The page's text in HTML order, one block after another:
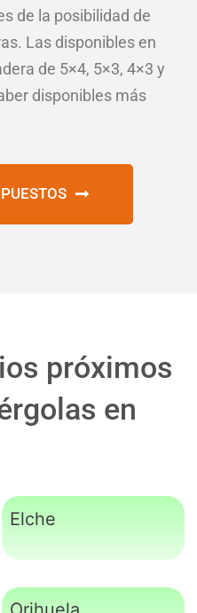
de la posibilidad de
Las disponibles en
de 5×4, 5×3, 4×3 y
disponibles más
próximos
en
Elche